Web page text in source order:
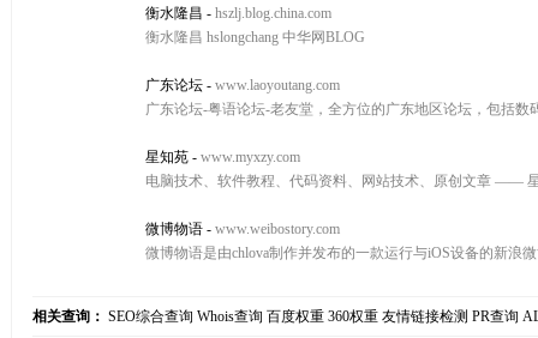
衡水隆昌 - hszlj.blog.china.com
衡水隆昌 hslongchang 中华网BLOG
广东论坛 - www.laoyoutang.com
广东论坛-粤语论坛-老友堂，全方位的广东地区论坛，包括
星知苑 - www.myxzy.com
电脑技术、软件教程、代码资料、网站技术、原创文章 ——
微博物语 - www.weibostory.com
微博物语是由chlova制作并发布的一款运行与iOS设备的新浪
相关查询： SEO综合查询 Whois查询 百度权重 360权重 友情链接检测 PR查询